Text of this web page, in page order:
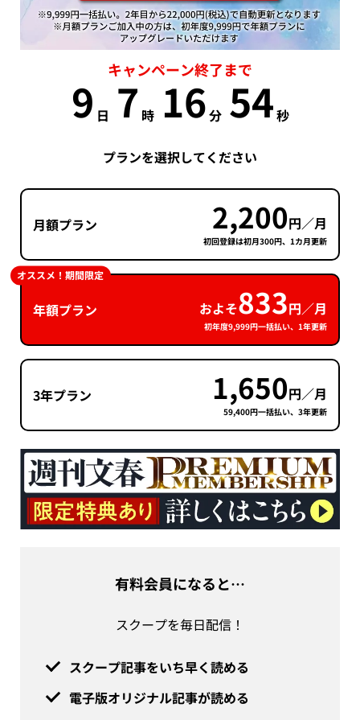
キャンペーン終了まで
9 日 7 時 16分 54秒
プランを選択してください
月額プラン 2,200円／月
初回登録は初月300円、1カ月更新
年額プラン およそ833円／月
初年度9,999円一括払い、1年更新
オススメ！期間限定
3年プラン 1,650円／月
59,400円一括払い、3年更新
有料会員になると…
スクープを毎日配信！
スクープ記事をいち早く読める
電子版オリジナル記事が読める